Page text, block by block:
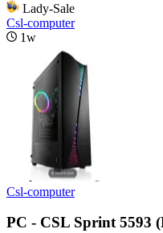
Lady-Sale
Csl-computer
1w
Csl-computer
PC - CSL Sprint 5593